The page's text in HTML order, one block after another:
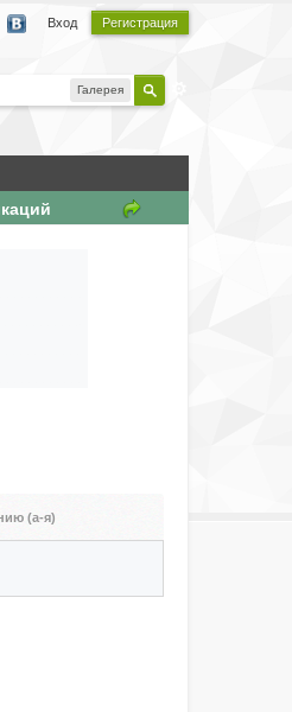
Вход Регистрация
Галерея
(а-я)